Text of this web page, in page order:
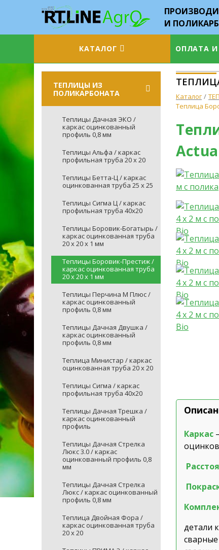
И
КАТАЛОГ ОПЛАТА
ТЕПЛИЦЫ ИЗ
ПОЛИКАРБОНАТА
Теплицы Дачная ЭКО /
каркас оцинкованный
профиль 0,8 мм
Теплицы Альфа / каркас
профильная труба 20 х 20
Теплицы Бетта-Ц / каркас
оцинкованная труба 25 х 25
Теплицы Сигма Ц / каркас
профильная труба 40х20
Теплицы Боровик-Богатырь /
каркас оцинкованная труба
20 х 20 х 1 мм
Теплицы Боровик-Престиж /
каркас оцинкованная труба
20 х 20 х 1 мм
Теплицы Перчина М Плюс /
каркас оцинкованный
профиль 0,8 мм
Теплицы Дачная Двушка /
каркас оцинкованный
профиль 0,8 мм
Теплица Министар / каркас
оцинкованная труба 20 х 20
Теплицы Сигма / каркас
профильная труба 40х20
Теплицы Дачная Трешка /
каркас оцинкованный
профиль
Теплицы Дачная Стрелка
Люкс 3.0 / каркас
оцинкованный профиль 0,8
мм
Теплицы Дачная Стрелка
Люкс / каркас оцинкованный
профиль 0,8 мм
Теплица Двойная Фора /
каркас оцинкованная труба
20 х 20
Каталог
Теплица
Каркас
детали